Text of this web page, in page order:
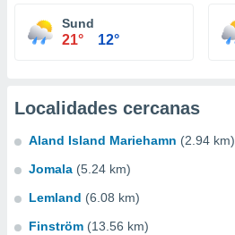
Sund
21° 12°
Localidades cercanas
Aland Island Mariehamn (2.94 km)
Jomala (5.24 km)
Lemland (6.08 km)
Finström (13.56 km)